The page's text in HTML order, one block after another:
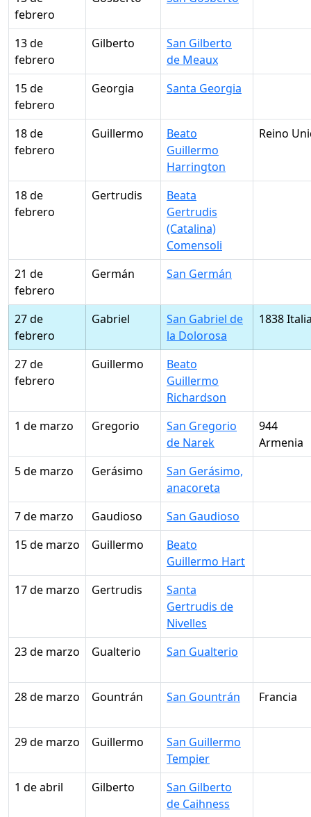
febrero
13 de
febrero
Gilberto
San Gilberto
de Meaux
15 de
febrero
Georgia Santa Georgia
18 de
febrero
Guillermo
Beato
Guillermo
Harrington
Reino
18 de
febrero
Gertrudis
Beata
Gertrudis
(Catalina)
Comensoli
21 de
febrero
Germán San Germán
27 de
febrero
Gabriel
San Gabriel de
la Dolorosa
1838
27 de
febrero
Guillermo
Beato
Guillermo
Richardson
1 de marzo
Gregorio
San Gregorio
de Narek
944
Armenia
5 de marzo
Gerásimo
San Gerásimo,
anacoreta
7 de marzo
Gaudioso
San Gaudioso
15 de marzo
Guillermo
Beato
Guillermo Hart
17 de marzo
Gertrudis
Santa
Gertrudis de
Nivelles
23 de marzo
Gualterio San Gualterio
28 de marzo Gountrán San Gountrán Francia
29 de marzo Guillermo
San Guillermo
Tempier
1 de abril
Gilberto
San Gilberto
de Caihness